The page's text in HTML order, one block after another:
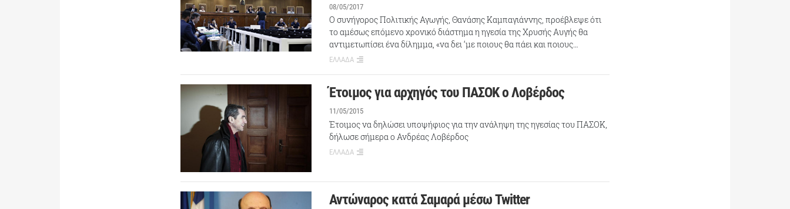
08/05/2017
Ο συνήγορος Πολιτικής Αγωγής, Θανάσης Καμπαγιάννης, προέβλεψε ότι
το αμέσως επόμενο χρονικό διάστημα η ηγεσία της Χρυσής Αυγής θα
αντιμετωπίσει ένα δίλημμα, «να δει ‘με ποιους θα πάει και ποιους…
ΕΛΛΑΔΑ
Έτοιμος για αρχηγός του ΠΑΣΟΚ ο Λοβέρδος
11/05/2015
Έτοιμος να δηλώσει υποψήφιος για την ανάληψη της ηγεσίας του ΠΑΣΟΚ,
δήλωσε σήμερα ο Ανδρέας Λοβέρδος
ΕΛΛΑΔΑ
Αντώναρος κατά Σαμαρά μέσω Twitter